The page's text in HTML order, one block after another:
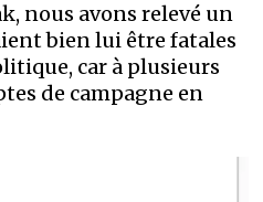
nous avons relevé un
bien lui être fatales
car à plusieurs
de campagne en